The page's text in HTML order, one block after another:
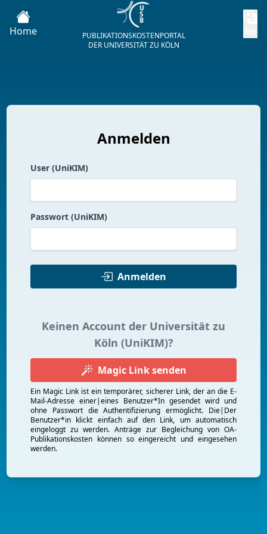
Home
PUBLIKATIONSKOSTENPORTAL
DER UNIVERSITÄT ZU KÖLN
Anmelden
User (UniKIM)
Passwort (UniKIM)
Anmelden
Keinen Account der Universität zu
Köln (UniKIM)?
Magic Link senden
Ein Magic Link ist ein temporärer, sicherer Link, der an die E-
Mail-Adresse einer|eines Benutzer*In gesendet wird und
ohne Passwort die Authentifizierung ermöglicht. Die|Der
Benutzer*in klickt einfach auf den Link, um automatisch
eingeloggt zu werden. Anträge zur Begleichung von OA-
Publikationskosten können so eingereicht und eingesehen
werden.